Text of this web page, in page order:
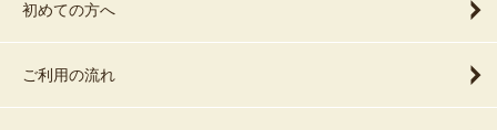
初めての方へ
ご利用の流れ